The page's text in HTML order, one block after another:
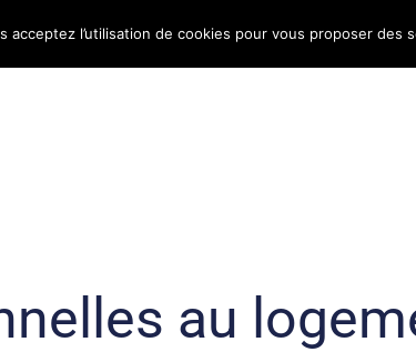
Bulletin d’information Infos conso
au
l’utilisation de cookies pour vous proposer des